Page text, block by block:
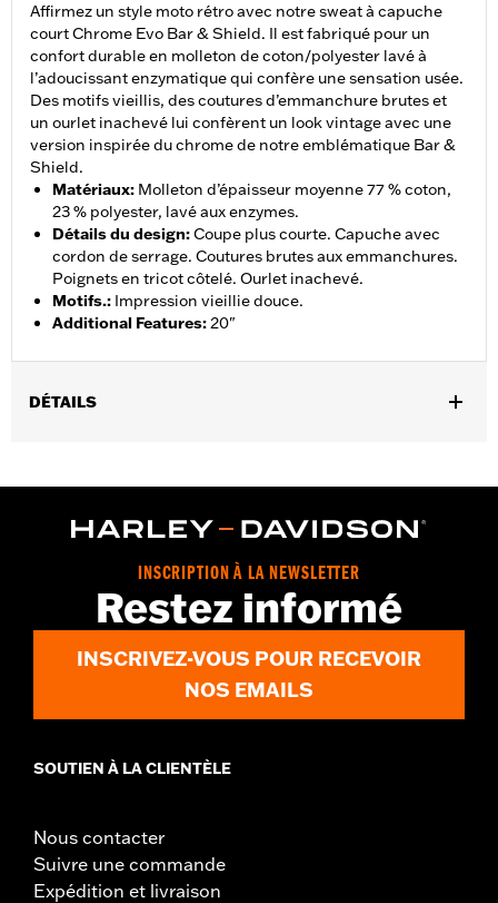
Affirmez un style moto rétro avec notre sweat à capuche
court Chrome Evo Bar & Shield. Il est fabriqué pour un
confort durable en molleton de coton/polyester lavé à
l’adoucissant enzymatique qui confère une sensation usée.
Des motifs vieillis, des coutures d’emmanchure brutes et
un ourlet inachevé lui confèrent un look vintage avec une
version inspirée du chrome de notre emblématique Bar &
Shield.
Matériaux: Molleton d’épaisseur moyenne 77 % coton,
23 % polyester, lavé aux enzymes.
Détails du design:Coupe plus courte. Capuche avec
cordon de serrage. Coutures brutes aux emmanchures.
Poignets en tricot côtelé. Ourlet inachevé.
Motifs.: Impression vieillie douce.
Additional Features:20"
DÉTAILS
Caractéristiques fonctionnelles:Avec capuche
d.com/warrantypour plus de détails
INSCRIPTION À LA NEWSLETTER
Restez informé
INSCRIVEZ-VOUS POUR RECEVOIR
NOS EMAILS
SOUTIEN À LA CLIENTÈLE
Nous contacter
Suivre une commande
Expédition et livraison